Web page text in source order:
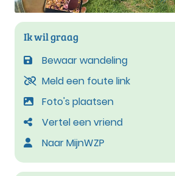
Ik wil graag
Bewaar wandeling
Meld een foute link
Foto's plaatsen
Vertel een vriend
Naar MijnWZP